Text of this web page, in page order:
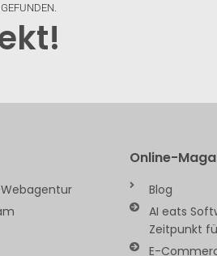
Online-
Blog
AI eats
Zeitpunkt
E-